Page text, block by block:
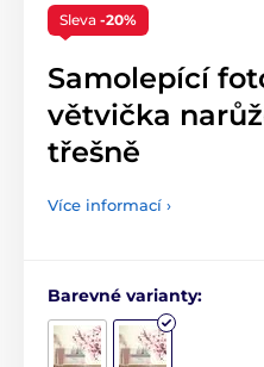
Sleva -20%
Samolepící
větvička
třešně
Více informací ›
Barevné varianty: